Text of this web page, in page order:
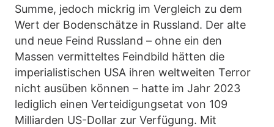
Summe, jedoch mickrig im Vergleich zu dem
Wert der Bodenschätze in Russland. Der alte
und neue Feind Russland – ohne ein den
Massen vermitteltes Feindbild hätten die
imperialistischen USA ihren weltweiten Terror
nicht ausüben können – hatte im Jahr 2023
lediglich einen Verteidigungsetat von 109
Milliarden US-Dollar zur Verfügung. Mit